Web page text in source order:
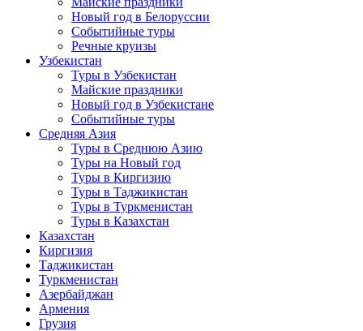
Новый год в Белоруссии
Событийные туры
Речные круизы
Узбекистан
Туры в Узбекистан
Майские праздники
Новый год в Узбекистане
Событийные туры
Средняя Азия
Туры в Среднюю Азию
Туры на Новый год
Туры в Киргизию
Туры в Таджикистан
Туры в Туркменистан
Туры в Казахстан
Казахстан
Киргизия
Таджикистан
Туркменистан
Азербайджан
Армения
Грузия